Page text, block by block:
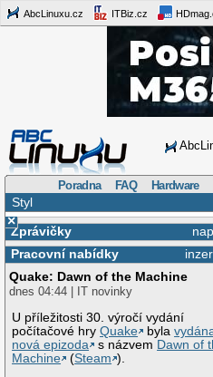
AbcLinuxu.cz ITBiz.cz
Poradna FAQ Hardware
Styl
×
Zprávičky
Pracovní nabídky
Quake: Dawn of the Machine
dnes 04:44 | IT novinky
U příležitosti 30. výročí vydání
počítačové hryQuake byla
nová epizoda
s názvem Dawn of
Machine
(Steam ).